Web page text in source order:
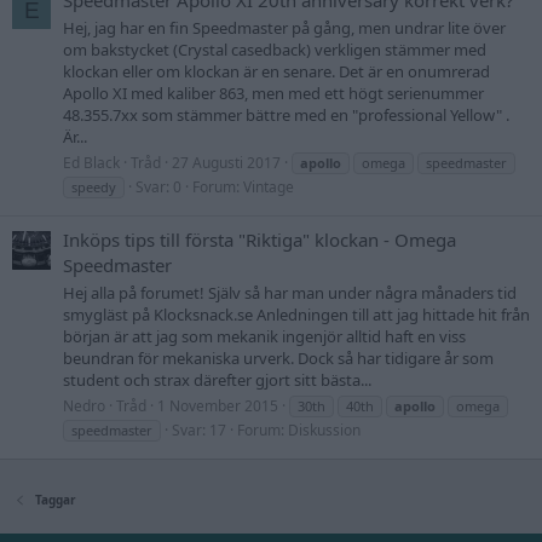
E
Hej, jag har en fin Speedmaster på gång, men undrar lite över
om bakstycket (Crystal casedback) verkligen stämmer med
klockan eller om klockan är en senare. Det är en onumrerad
Apollo XI med kaliber 863, men med ett högt serienummer
48.355.7xx som stämmer bättre med en "professional Yellow" .
Är...
Ed Black Tråd 27 Augusti 2017 apollo omega
speedmaster
speedy
Svar: 0 Forum: Vintage
Inköps tips till första "Riktiga" klockan - Omega
Speedmaster
Hej alla på forumet! Själv så har man under några månaders tid
smygläst på Klocksnack.se Anledningen till att jag hittade hit från
början är att jag som mekanik ingenjör alltid haft en viss
beundran för mekaniska urverk. Dock så har tidigare år som
student och strax därefter gjort sitt bästa...
Nedro Tråd 1 November 2015 30th 40th apollo
omega
speedmaster
Svar: 17 Forum: Diskussion
Taggar